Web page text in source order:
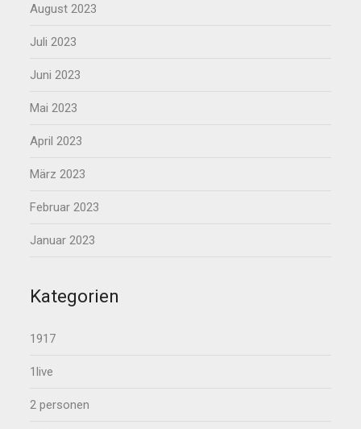
August 2023
Juli 2023
Juni 2023
Mai 2023
April 2023
März 2023
Februar 2023
Januar 2023
Kategorien
1917
1live
2 personen